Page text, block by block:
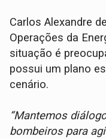
Carlos Alexandre
Operações da
situação é
possui um plano
cenário.
“Mantemos
bombeiros para